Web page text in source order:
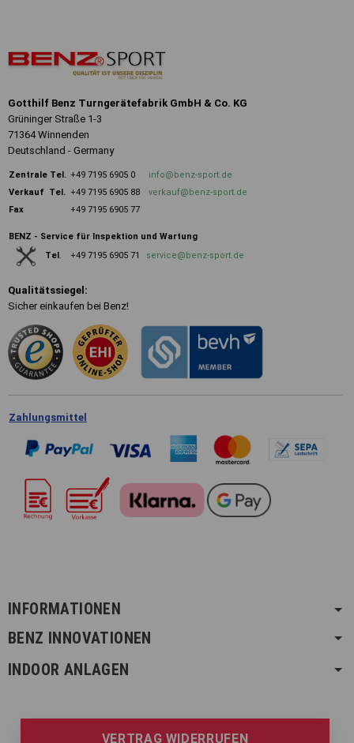
Gotthilf Benz Turngerätefabrik GmbH & Co. KG
Grüninger Straße 1-3
71364 Winnenden
Deutschland - Germany
Zentrale Tel. +49 7195 6905 0
info@benz-sport.de
Verkauf Tel. +49 7195 6905 88
verkauf@benz-sport.de
Fax
+49 7195 6905 77
BENZ - Service für Inspektion und Wartung
Tel . +49 7195 6905 71 service@benz-sport.de
Qualitätssiegel:
Sicher einkaufen bei Benz!
Zahlungsmittel
INFORMATIONEN
BENZ INNOVATIONEN
INDOOR ANLAGEN
VERTRAG WIDERRUFEN